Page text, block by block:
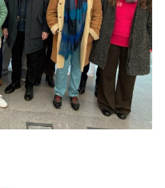
: un échange croisé
d’approche
mené un projet Erasmus
centré sur l'éducation
entre la France…